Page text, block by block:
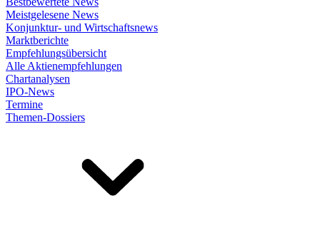
Meistgelesene News
Konjunktur- und Wirtschaftsnews
Marktberichte
Empfehlungsübersicht
Alle Aktienempfehlungen
Chartanalysen
IPO-News
Termine
Themen-Dossiers